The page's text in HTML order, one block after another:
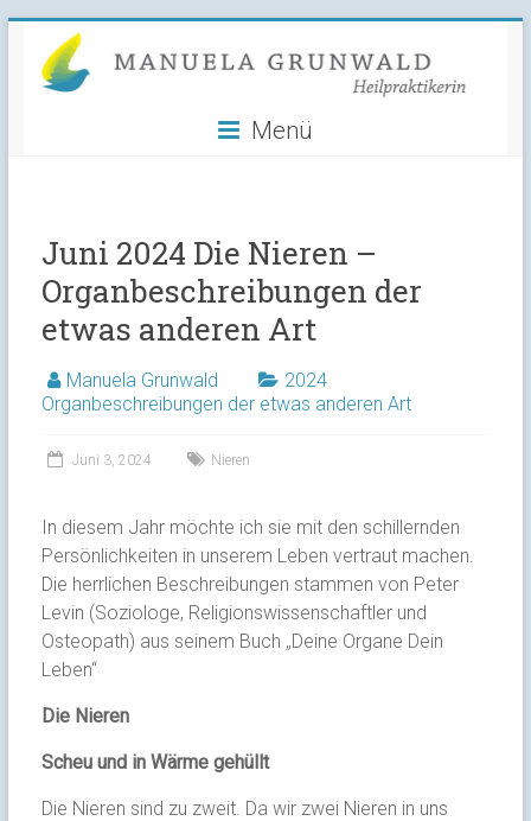
content
Manuela
Grunwald
Menü
Juni 2024 Die Nieren –
Organbeschreibungen der
etwas anderen Art
Manuela Grunwald
2024
Organbeschreibungen der etwas anderen Art
Juni 3, 2024 Nieren
In diesem Jahr möchte ich sie mit den schillernden
Persönlichkeiten in unserem Leben vertraut machen.
Die herrlichen Beschreibungen stammen von Peter
Levin (Soziologe, Religionswissenschaftler und
Osteopath) aus seinem Buch „Deine Organe Dein
Leben“
Die Nieren
Scheu und in Wärme gehüllt
Die Nieren sind zu zweit. Da wir zwei Nieren in uns